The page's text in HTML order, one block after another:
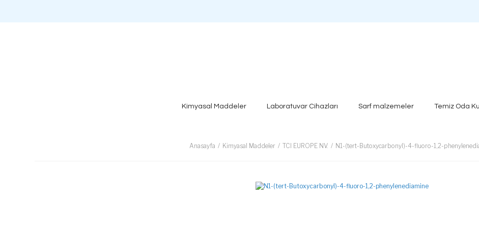
Kimyasal Maddeler Laboratuvar Cihazları Sarf malzemeler Temiz Oda
Anasayfa Kimyasal Maddeler TCI EUROPE NV. N1-(tert-Butoxycarbonyl)-4-fluoro-1,2-